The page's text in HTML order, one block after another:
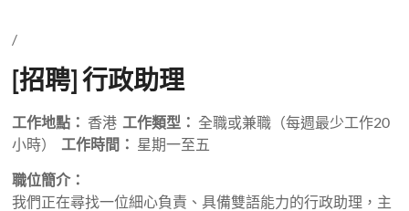
問
有
限
公
司
/
[招聘] 行政助理
工作地點： 香港 工作類型： 全職或兼職（每週最少工作20
小時） 工作時間： 星期一至五
職位簡介：
我們正在尋找一位細心負責、具備雙語能力的行政助理，主